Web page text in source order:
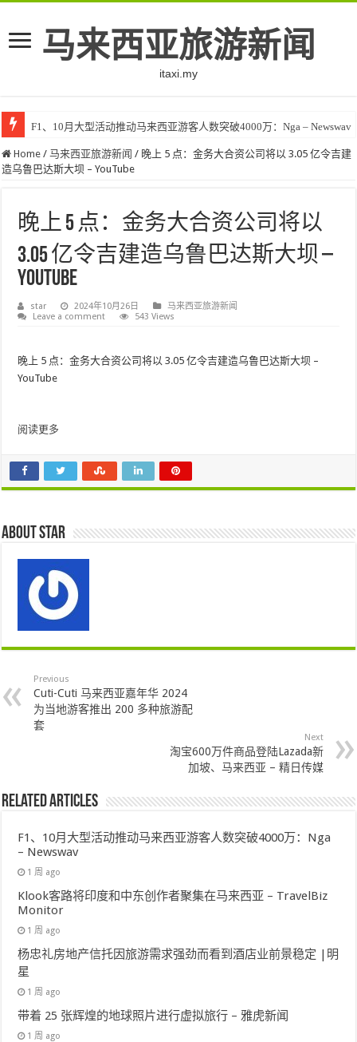
马来西亚旅游新闻
itaxi.my
F1、10月大型活动推动马来西亚游客人数突破4000万：Nga – Newswav
Home / 马来西亚旅游新闻 / 晚上 5 点：金务大合资公司将以 3.05 亿令吉建
造乌鲁巴达斯大坝 – YouTube
晚上 5 点：金务大合资公司将以
3.05 亿令吉建造乌鲁巴达斯大坝 –
YouTube
star 2024年10月26日
马来西亚旅游新闻
Leave a comment
543 Views
晚上 5 点：金务大合资公司将以 3.05 亿令吉建造乌鲁巴达斯大坝 –
YouTube
阅读更多
About star
Previous
Cuti-Cuti 马来西亚嘉年华 2024
为当地游客推出 200 多种旅游配
套
Next
淘宝600万件商品登陆Lazada新
加坡、马来西亚 – 精日传媒
Related Articles
F1、10月大型活动推动马来西亚游客人数突破4000万：Nga
– Newswav
1 周 ago
Klook客路将印度和中东创作者聚集在马来西亚 – TravelBiz
Monitor
1 周 ago
杨忠礼房地产信托因旅游需求强劲而看到酒店业前景稳定 |明
星
1 周 ago
带着 25 张辉煌的地球照片进行虚拟旅行 – 雅虎新闻
1 周 ago